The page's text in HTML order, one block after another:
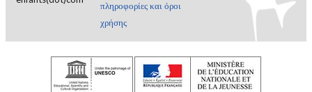
πληροφορίες και όροι
χρήσης